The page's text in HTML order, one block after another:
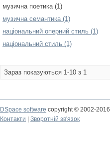
музична поетика (1)
музична семантика (1)
національний оперний стиль (1)
національний стиль (1)
Зараз показуються 1-10 з 1
DSpace software copyright © 2002-2016
Контакти
Зворотній зв'язок